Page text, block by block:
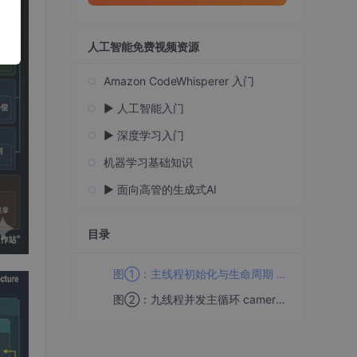
人工智能免费视频资源
Amazon CodeWhisperer 入门
▶️ 人工智能入门
▶️ 深度学习入门
机器学习基础知识
▶️ 面向高管的生成式AI
目录
图①：主线程初始化与生命周期 camera3d_main_init
图②：九线程并发主循环 camera3d_threads（泳道图）